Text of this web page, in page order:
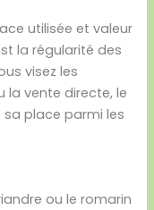
utilisée et valeur
la régularité des
visez les
la vente directe, le
place parmi les
ou le romarin